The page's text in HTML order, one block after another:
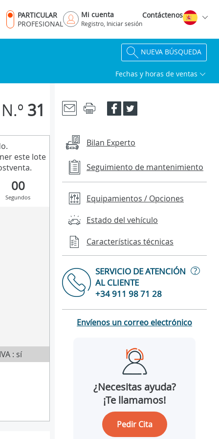
PARTICULAR
PROFESIONAL
Mi cuenta
Registro, Iniciar sesión
Contáctenos
NUEVA BÚSQUEDA
Fechas y horas de ventas
N.º 31
este lote
00
Segundos
: sí
Bilan Experto
Seguimiento de mantenimiento
Equipamientos / Opciones
Estado del vehículo
Características técnicas
SERVICIO DE ATENCIÓN
AL CLIENTE
?
+34 911 98 71 28
Envíenos un correo electrónico
¿Necesitas ayuda?
¡Te llamamos!
Pedir Cita